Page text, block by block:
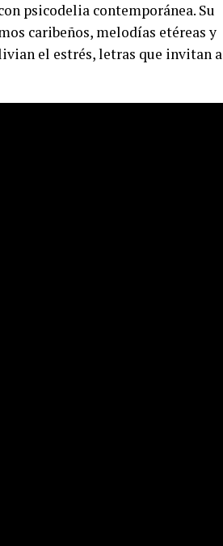
psicodelia contemporánea. Su
caribeños, melodías etéreas y
el estrés, letras que invitan a